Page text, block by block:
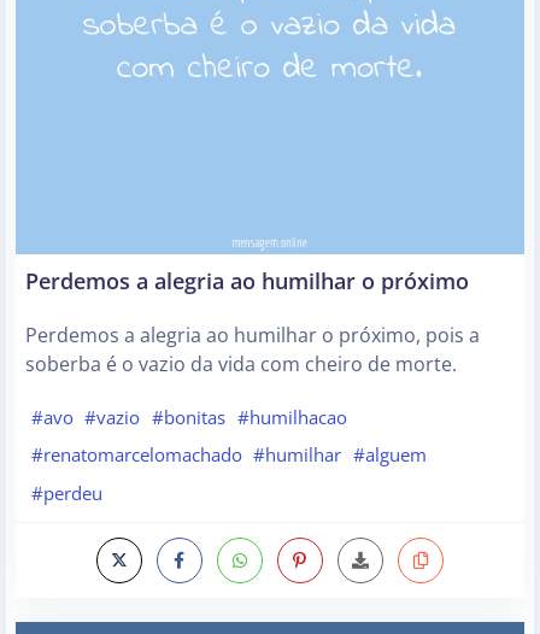
Perdemos a alegria ao humilhar o próximo
Perdemos a alegria ao humilhar o próximo, pois a
soberba é o vazio da vida com cheiro de morte.
#avo #vazio #bonitas #humilhacao
#renatomarcelomachado #humilhar #alguem
#perdeu